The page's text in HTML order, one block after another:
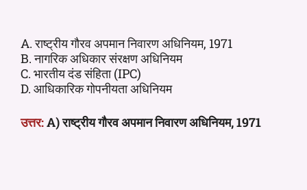
A. राष्ट्रीय गौरव अपमान निवारण अधिनियम, 1971
B. नागरिक अधिकार संरक्षण अधिनियम
C. भारतीय दंड संहिता (IPC)
D. आधिकारिक गोपनीयता अधिनियम
उत्तर:A) राष्ट्रीय गौरव अपमान निवारण अधिनियम, 1971